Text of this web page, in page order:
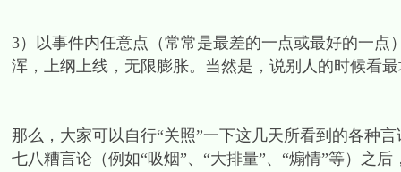
3）以事件内任意点（常常是最差的一点或最好的一
浑，上纲上线，无限膨胀。当然是，说别人的时候看
那么，大家可以自行“关照”一下这几天所看到的各种
七八糟言论（例如“吸烟”、“大排量”、“煽情”等）之